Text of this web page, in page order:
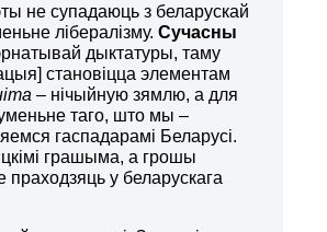
не супадаюць з беларускай
лібералізму.Сучасны
дыктатуры, таму
становіцца элементам
– нічыйную зямлю, а для
таго, што мы –
гаспадарамі Беларусі.
грашыма, а грошы
праходзяць у беларускага